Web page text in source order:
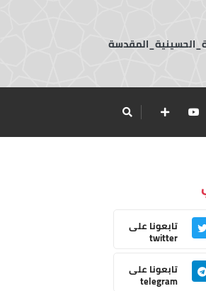
تابعونا على
twitter
تابعونا على
telegram